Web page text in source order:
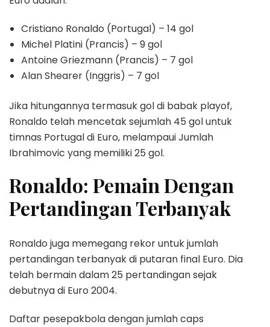
Cristiano Ronaldo (Portugal) – 14 gol
Michel Platini (Prancis) – 9 gol
Antoine Griezmann (Prancis) – 7 gol
Alan Shearer (Inggris) – 7 gol
Jika hitungannya termasuk gol di babak playof,
Ronaldo telah mencetak sejumlah 45 gol untuk
timnas Portugal di Euro, melampaui Jumlah
Ibrahimovic yang memiliki 25 gol.
Ronaldo: Pemain Dengan
Pertandingan Terbanyak
Ronaldo juga memegang rekor untuk jumlah
pertandingan terbanyak di putaran final Euro. Dia
telah bermain dalam 25 pertandingan sejak
debutnya di Euro 2004.
Daftar pesepakbola dengan jumlah caps